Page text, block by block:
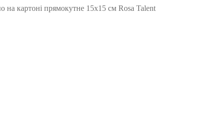
на картоні прямокутне 15х15 см Rosa Talent